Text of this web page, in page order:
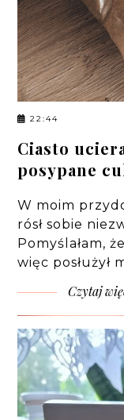
22:44
Ciasto
posypane
W moim
rósł sobie
Pomyślałam,
więc posłużył
Czytaj